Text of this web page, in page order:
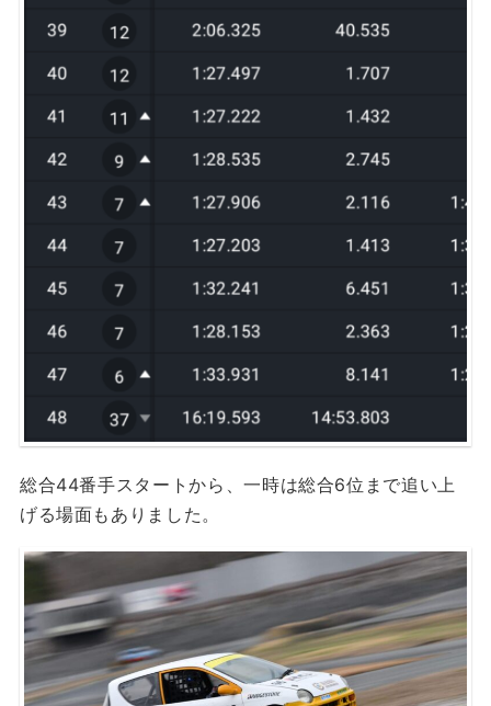
総合44番手スタートから、一時は総合6位まで追い上
げる場面もありました。